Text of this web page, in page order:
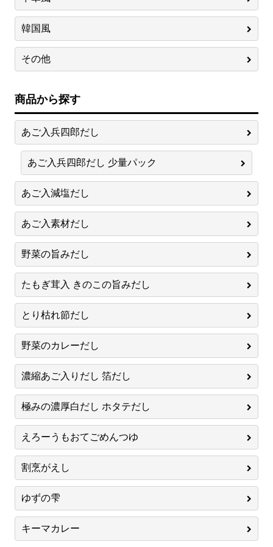
韓国風
その他
商品から探す
あご入兵四郎だし
あご入兵四郎だし 少量パック
あご入減塩だし
あご入素材だし
野菜の旨みだし
たもぎ茸入 きのこの旨みだし
とり枯れ節だし
野菜のカレーだし
濃縮あご入りだし 箔だし
極みの濃厚白だし ホタテだし
えろーうもおてごめんつゆ
割烹がえし
ゆずの雫
キーマカレー